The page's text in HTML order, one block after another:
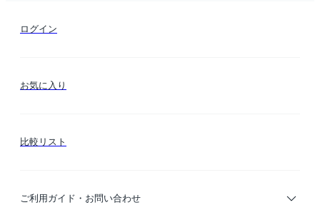
ログイン
お気に入り
比較リスト
ご利用ガイド・お問い合わせ